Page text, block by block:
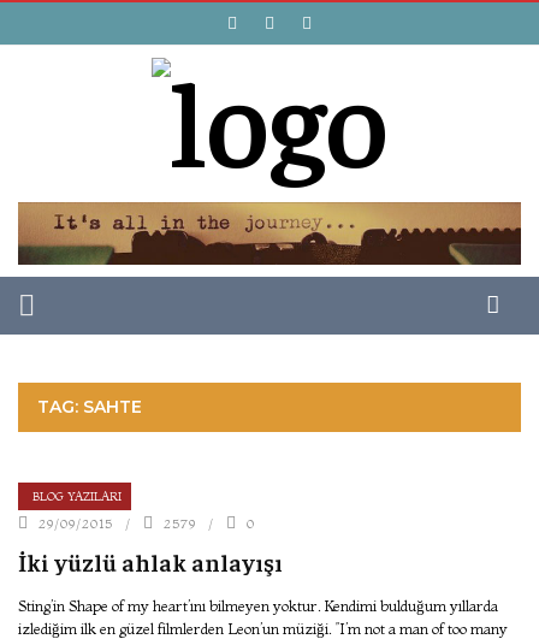
TAG: SAHTE
BLOG YAZILARI
29/09/2015 2579 0
İki yüzlü ahlak anlayışı
Sting’in Shape of my heart’ını bilmeyen yoktur. Kendimi bulduğum yıllarda
izlediğim ilk en güzel filmlerden Leon’un müziği. ”I’m not a man of too many